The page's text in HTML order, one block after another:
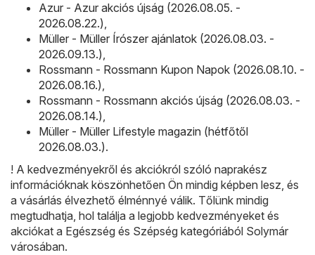
Azur - Azur akciós újság (2026.08.05. -
2026.08.22.),
Müller - Müller Írószer ajánlatok (2026.08.03. -
2026.09.13.),
Rossmann - Rossmann Kupon Napok (2026.08.10. -
2026.08.16.),
Rossmann - Rossmann akciós újság (2026.08.03. -
2026.08.14.),
Müller - Müller Lifestyle magazin (hétfőtől
2026.08.03.).
! A kedvezményekről és akciókról szóló naprakész
információknak köszönhetően Ön mindig képben lesz, és
a vásárlás élvezhető élménnyé válik. Tőlünk mindig
megtudhatja, hol találja a legjobb kedvezményeket és
akciókat a Egészség és Szépség kategóriából Solymár
városában.